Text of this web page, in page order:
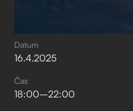
Datum
16.4.2025
Čas
18:00–⁠22:00